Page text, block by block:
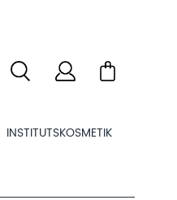
INSTITUTSKOSMETIK